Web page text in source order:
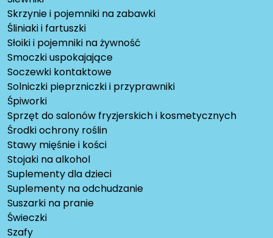
Skrzynie i pojemniki na zabawki
Śliniaki i fartuszki
Słoiki i pojemniki na żywność
Smoczki uspokajające
Soczewki kontaktowe
Solniczki pieprzniczki i przyprawniki
Śpiworki
Sprzęt do salonów fryzjerskich i kosmetycznych
Środki ochrony roślin
Stawy mięśnie i kości
Stojaki na alkohol
Suplementy dla dzieci
Suplementy na odchudzanie
Suszarki na pranie
Świeczki
Szafy